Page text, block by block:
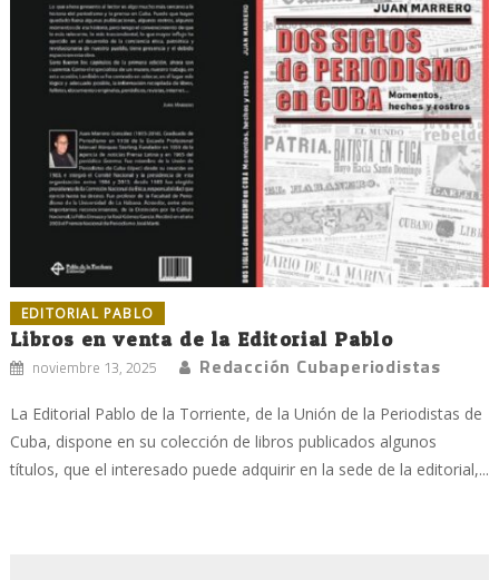
EDITORIAL PABLO
Libros en venta de la Editorial Pablo
noviembre 13, 2025 Redacción Cubaperiodistas
La Editorial Pablo de la Torriente, de la Unión de la Periodistas de
Cuba, dispone en su colección de libros publicados algunos
títulos, que el interesado puede adquirir en la sede de la editorial,...